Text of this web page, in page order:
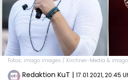
Fotos; imago images / Kirchner-Media &
Redaktion KuT | 17.01.2021, 20:45